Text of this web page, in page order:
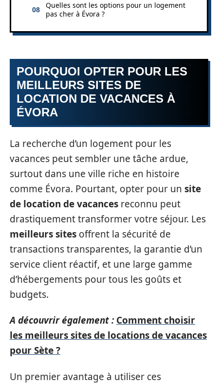
Quelles sont les options pour un logement
pas cher à Évora ?
POURQUOI OPTER POUR LES
MEILLEURS SITES DE
LOCATION DE VACANCES À
ÉVORA
La recherche d’un logement pour les
vacances peut sembler une tâche ardue,
surtout dans une ville riche en histoire
comme Évora. Pourtant, opter pour un site
de location de vacances reconnu peut
drastiquement transformer votre séjour. Les
meilleurs sites offrent la sécurité de
transactions transparentes, la garantie d’un
service client réactif, et une large gamme
d’hébergements pour tous les goûts et
budgets.
A découvrir également : Comment choisir
les meilleurs sites de locations de vacances
pour Sète ?
Un premier avantage à utiliser ces